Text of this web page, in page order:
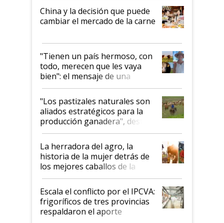
China y la decisión que puede
cambiar el mercado de la carne
"Tienen un país hermoso, con
todo, merecen que les vaya
bien": el mensaje de una
ganadera uruguaya sobre las
oportunidades que se abren
para el agro en Argentina, con
foco en la carne
"Los pastizales naturales son
aliados estratégicos para la
producción ganadera", destaca
la iniciativa que ya reúne a 46
establecimientos en Argentina
La herradora del agro, la
historia de la mujer detrás de
los mejores caballos de la
Argentina y los mitos que
todavía hacen sufrir a estos
animales: "Mientras me
descalificaban, yo seguí
haciendo currículum"
Escala el conflicto por el IPCVA:
frigoríficos de tres provincias
respaldaron el aporte